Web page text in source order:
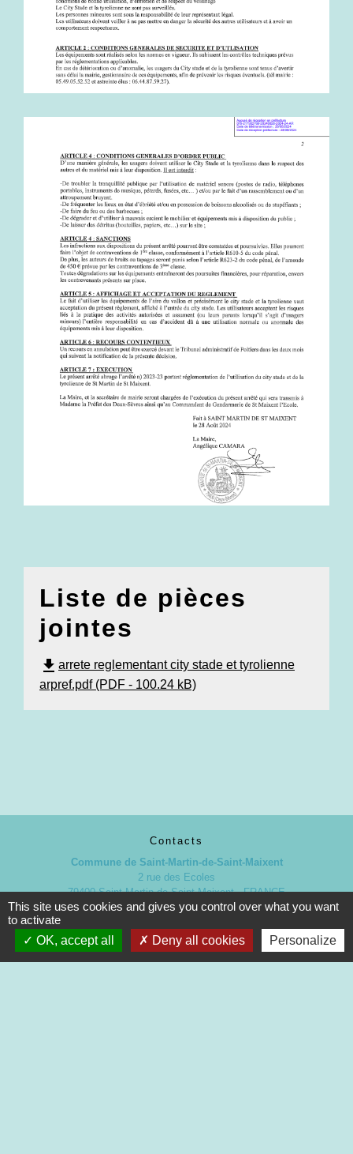
Liste de pièces
jointes
file_download arrete reglementant city stade et tyrolienne
arpref.pdf (PDF - 100.24 kB)
Contacts
Commune de Saint-Martin-de-Saint-Maixent
2 rue des Ecoles
79400 Saint-Martin-de-Saint-Maixent - FRANCE
+33 5 49 05 52 52
Contact par formulaire
This site uses cookies and gives you control over what you want
to activate
OK, accept all
Deny all cookies Personalize